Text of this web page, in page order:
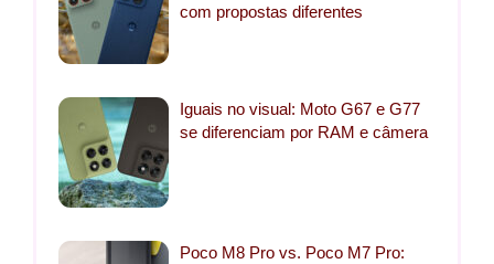
com propostas diferentes
Iguais no visual: Moto G67 e G77
se diferenciam por RAM e câmera
Poco M8 Pro vs. Poco M7 Pro: